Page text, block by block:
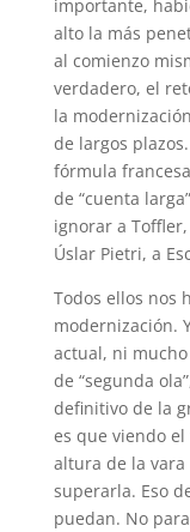
importante,
alto la más
al comienzo
verdadero, el
la
de largos
fórmula
de “cuenta
ignorar a
Úslar Pietri, a
Todos ellos nos
modernización.
actual, ni
de “segunda
definitivo de la
es que viendo
altura de la vara
superarla. Eso
puedan. No